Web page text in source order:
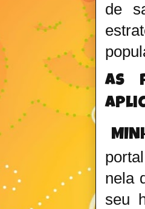
de
As
nela
seu